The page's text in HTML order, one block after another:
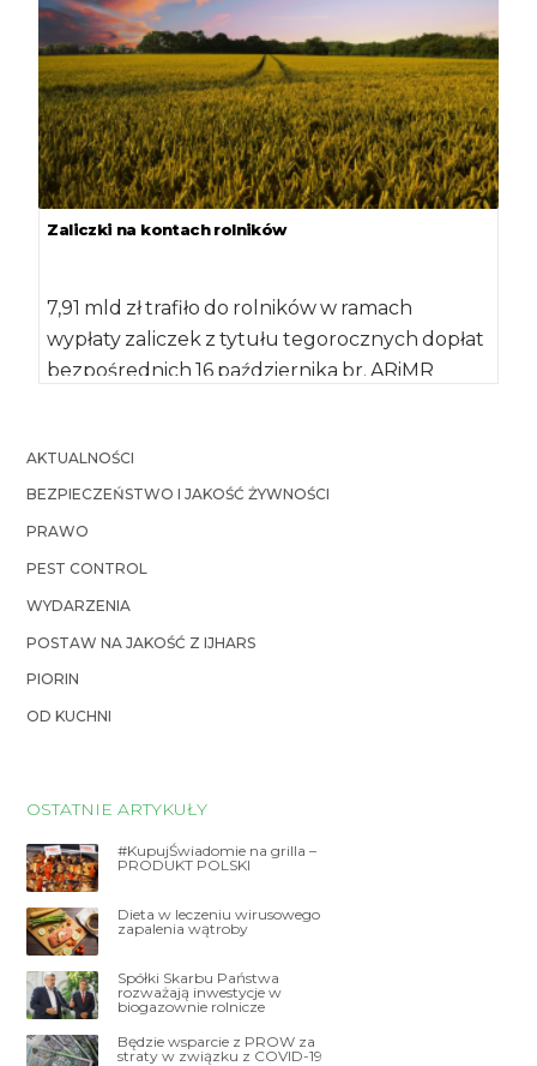
Zaliczki na kontach rolników
7,91 mld zł trafiło do rolników w ramach
wypłaty zaliczek z tytułu tegorocznych dopłat
bezpośrednich 16 października br. ARiMR
AKTUALNOŚCI
BEZPIECZEŃSTWO I JAKOŚĆ ŻYWNOŚCI
PRAWO
PEST CONTROL
WYDARZENIA
POSTAW NA JAKOŚĆ Z IJHARS
PIORIN
OD KUCHNI
OSTATNIE ARTYKUŁY
#KupujŚwiadomie na grilla –
PRODUKT POLSKI
Dieta w leczeniu wirusowego
zapalenia wątroby
Spółki Skarbu Państwa
rozważają inwestycje w
biogazownie rolnicze
Będzie wsparcie z PROW za
straty w związku z COVID-19